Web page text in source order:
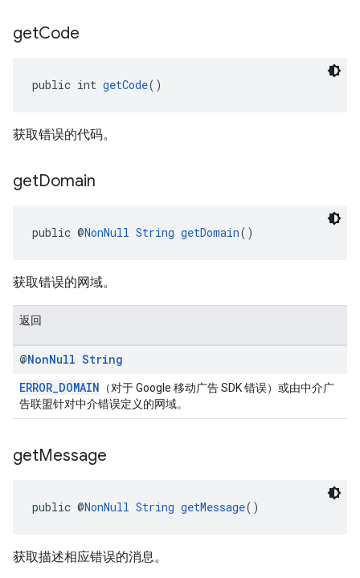
getCode
public int getCode()
获取错误的代码。
getDomain
public @NonNull String getDomain()
获取错误的网域。
返回
@NonNull String
ERROR_DOMAIN （对于 Google 移动广告 SDK 错误）或由中介广
告联盟针对中介错误定义的网域。
getMessage
public @NonNull String getMessage()
获取描述相应错误的消息。